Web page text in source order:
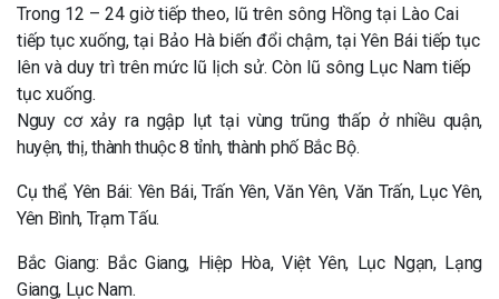
Trong 12 – 24 giờ tiếp theo, lũ trên sông Hồng tại Lào Cai
tiếp tục xuống, tại Bảo Hà biến đổi chậm, tại Yên Bái tiếp tục
lên và duy trì trên mức lũ lịch sử. Còn lũ sông Lục Nam tiếp
tục xuống.
Nguy cơ xảy ra ngập lụt tại vùng trũng thấp ở nhiều quận,
huyện, thị, thành thuộc 8 tỉnh, thành phố Bắc Bộ.
Cụ thể, Yên Bái: Yên Bái, Trấn Yên, Văn Yên, Văn Trấn, Lục Yên,
Yên Bình, Trạm Tấu.
Bắc Giang: Bắc Giang, Hiệp Hòa, Việt Yên, Lục Ngạn, Lạng
Giang, Lục Nam.